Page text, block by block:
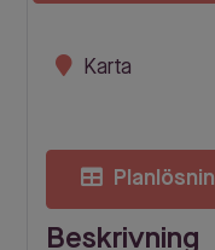
Karta
Beskrivning